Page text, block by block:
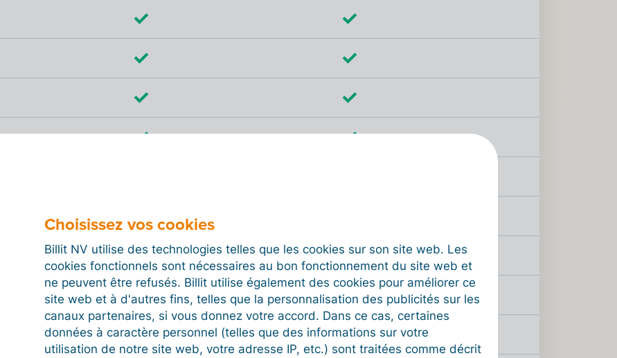
Choisissez vos cookies
Billit NV utilise des technologies telles que les cookies sur son site web. Les
cookies fonctionnels sont nécessaires au bon fonctionnement du site web et
ne peuvent être refusés. Billit utilise également des cookies pour améliorer ce
site web et à d'autres fins, telles que la personnalisation des publicités sur les
canaux partenaires, si vous donnez votre accord. Dans ce cas, certaines
données à caractère personnel (telles que des informations sur votre
utilisation de notre site web, votre adresse IP, etc.) sont traitées comme décrit